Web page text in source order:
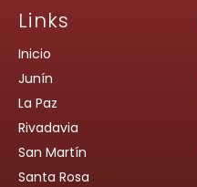
Links
Inicio
Junín
La Paz
Rivadavia
San Martín
Santa Rosa